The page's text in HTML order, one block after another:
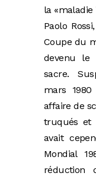
la
Paolo
Coupe du
devenu le
sacre.
mars
affaire de
truqués et
avait
Mondial
réduction